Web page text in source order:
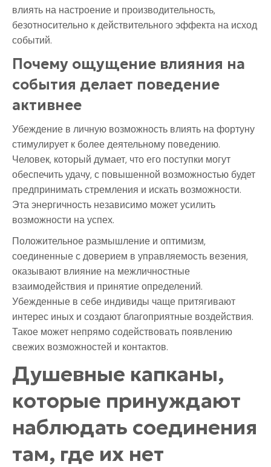
влиять на настроение и производительность,
безотносительно к действительного эффекта на исход
событий.
Почему ощущение влияния на
события делает поведение
активнее
Убеждение в личную возможность влиять на фортуну
стимулирует к более деятельному поведению.
Человек, который думает, что его поступки могут
обеспечить удачу, с повышенной возможностью будет
предпринимать стремления и искать возможности.
Эта энергичность независимо может усилить
возможности на успех.
Положительное размышление и оптимизм,
соединенные с доверием в управляемость везения,
оказывают влияние на межличностные
взаимодействия и принятие определений.
Убежденные в себе индивиды чаще притягивают
интерес иных и создают благоприятные воздействия.
Такое может непрямо содействовать появлению
свежих возможностей и контактов.
Душевные капканы,
которые принуждают
наблюдать соединения
там, где их нет